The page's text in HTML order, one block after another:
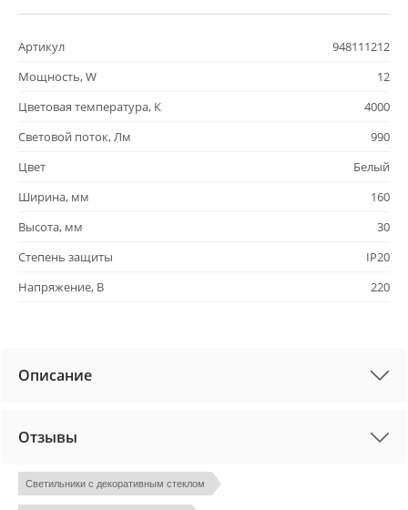
Артикул
948111212
Мощность, W
12
Цветовая температура, К
4000
Световой поток, Лм
990
Цвет
Белый
Ширина, мм
160
Высота, мм
30
Степень защиты
IP20
Напряжение, В
220
Описание
Отзывы
Светильники с декоративным стеклом